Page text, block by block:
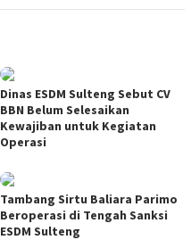
Dinas ESDM Sulteng Sebut CV
BBN Belum Selesaikan
Kewajiban untuk Kegiatan
Operasi
Tambang Sirtu Baliara Parimo
Beroperasi di Tengah Sanksi
ESDM Sulteng